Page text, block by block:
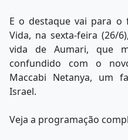
E o destaque vai para o
Vida, na sexta-feira (26/
vida de Aumari, que
confundido com o
Maccabi Netanya, um
Israel.
Veja a programação